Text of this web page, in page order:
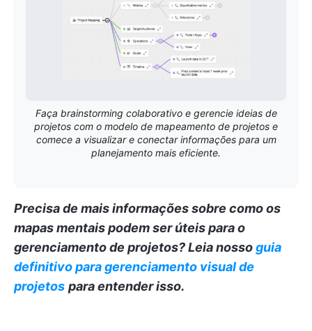
Faça brainstorming colaborativo e gerencie ideias de
projetos com o modelo de mapeamento de projetos e
comece a visualizar e conectar informações para um
planejamento mais eficiente.
Precisa de mais informações sobre como os
mapas mentais podem ser úteis para o
gerenciamento de projetos?Leia nossoguia
definitivo para gerenciamento visual de
projetos para entender isso.